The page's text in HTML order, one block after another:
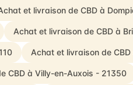
et livraison de CBD à
Achat et livraison de CBD à
Achat et livraison de
CBD à Villy-en-Auxois - 21350